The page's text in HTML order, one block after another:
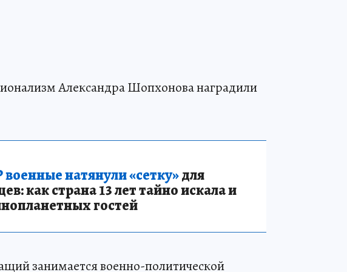
Александра Шопхонова наградили
натянули «сетку»для
как страна 13 лет тайно искала и
гостей
занимается военно-политической